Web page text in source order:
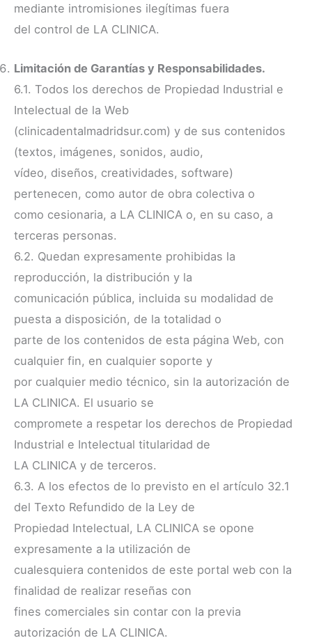
mediante intromisiones ilegítimas fuera
del control de LA CLINICA.
Limitación de Garantías y Responsabilidades.
6.1. Todos los derechos de Propiedad Industrial e
Intelectual de la Web
(clinicadentalmadridsur.com) y de sus contenidos
(textos, imágenes, sonidos, audio,
vídeo, diseños, creatividades, software)
pertenecen, como autor de obra colectiva o
como cesionaria, a LA CLINICA o, en su caso, a
terceras personas.
6.2. Quedan expresamente prohibidas la
reproducción, la distribución y la
comunicación pública, incluida su modalidad de
puesta a disposición, de la totalidad o
parte de los contenidos de esta página Web, con
cualquier fin, en cualquier soporte y
por cualquier medio técnico, sin la autorización de
LA CLINICA. El usuario se
compromete a respetar los derechos de Propiedad
Industrial e Intelectual titularidad de
LA CLINICA y de terceros.
6.3. A los efectos de lo previsto en el artículo 32.1
del Texto Refundido de la Ley de
Propiedad Intelectual, LA CLINICA se opone
expresamente a la utilización de
cualesquiera contenidos de este portal web con la
finalidad de realizar reseñas con
fines comerciales sin contar con la previa
autorización de LA CLINICA.